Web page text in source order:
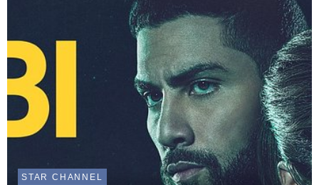
STAR CHANNEL